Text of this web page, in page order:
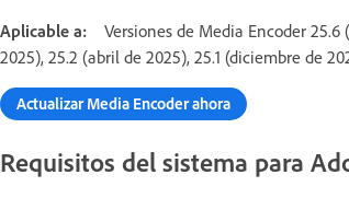
Aplicable a:
Versiones de Media Encoder
2025), 25.2 (abril de 2025), 25.1 (diciembre de
Actualizar Media Encoder ahora
Requisitos del sistema para